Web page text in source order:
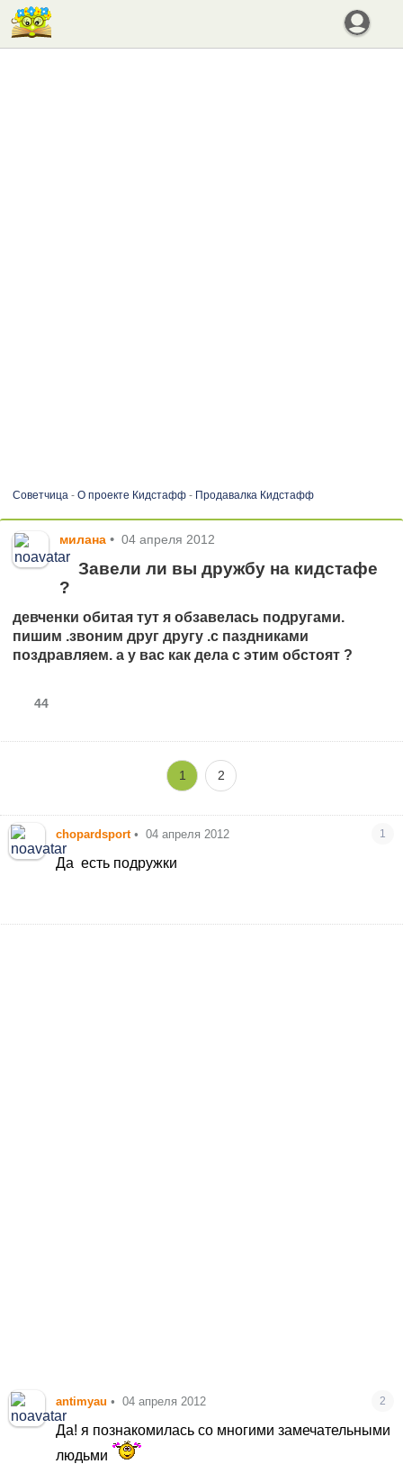
Советчица- О проекте Кидстафф- Продавалка Кидстафф
милана • 04 апреля 2012
Завели ли вы дружбу на кидстафе
?
девченки обитая тут я обзавелась подругами.
пишим .звоним друг другу .с паздниками
поздравляем. а у вас как дела с этим обстоят ?
44
1 2
chopardsport • 04 апреля 2012 1
Да есть подружки
antimyau • 04 апреля 2012 2
Да! я познакомилась со многими замечательными
людьми